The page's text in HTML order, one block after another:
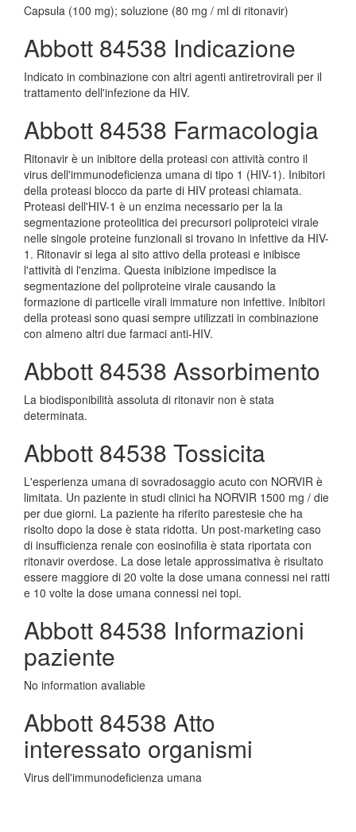
Capsula (100 mg); soluzione (80 mg / ml di ritonavir)
Abbott 84538 Indicazione
Indicato in combinazione con altri agenti antiretrovirali per il
trattamento dell'infezione da HIV.
Abbott 84538 Farmacologia
Ritonavir è un inibitore della proteasi con attività contro il
virus dell'immunodeficienza umana di tipo 1 (HIV-1). Inibitori
della proteasi blocco da parte di HIV proteasi chiamata.
Proteasi dell'HIV-1 è un enzima necessario per la la
segmentazione proteolitica dei precursori poliproteici virale
nelle singole proteine funzionali si trovano in infettive da HIV-
1. Ritonavir si lega al sito attivo della proteasi e inibisce
l'attività di l'enzima. Questa inibizione impedisce la
segmentazione del poliproteine virale causando la
formazione di particelle virali immature non infettive. Inibitori
della proteasi sono quasi sempre utilizzati in combinazione
con almeno altri due farmaci anti-HIV.
Abbott 84538 Assorbimento
La biodisponibilità assoluta di ritonavir non è stata
determinata.
Abbott 84538 Tossicita
L'esperienza umana di sovradosaggio acuto con NORVIR è
limitata. Un paziente in studi clinici ha NORVIR 1500 mg / die
per due giorni. La paziente ha riferito parestesie che ha
risolto dopo la dose è stata ridotta. Un post-marketing caso
di insufficienza renale con eosinofilia è stata riportata con
ritonavir overdose. La dose letale approssimativa è risultato
essere maggiore di 20 volte la dose umana connessi nei ratti
e 10 volte la dose umana connessi nei topi.
Abbott 84538 Informazioni
paziente
No information avaliable
Abbott 84538 Atto
interessato organismi
Virus dell'immunodeficienza umana